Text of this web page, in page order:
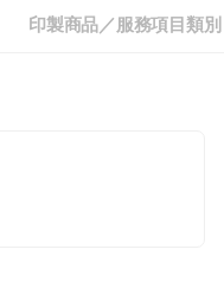
印製商品／服務項目類別